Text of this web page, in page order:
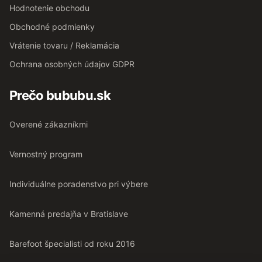
Hodnotenie obchodu
Obchodné podmienky
Vrátenie tovaru / Reklamácia
Ochrana osobných údajov GDPR
Prečo bububu.sk
Overené zákazníkmi
Vernostný program
Individuálne poradenstvo pri výbere
Kamenná predajňa v Bratislave
Barefoot špecialisti od roku 2016